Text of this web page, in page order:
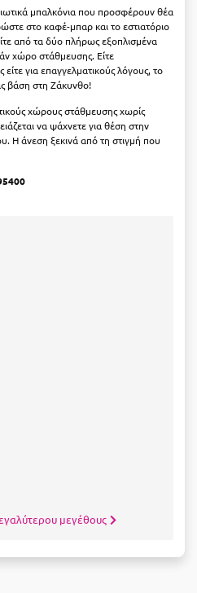
μπαλκόνια που προσφέρουν θέα
στο καφέ-μπαρ και το εστιατόριο
από τα δύο πλήρως εξοπλισμένα
χώρο στάθμευσης. Είτε
είτε για επαγγελματικούς λόγους, το
βάση στη Ζάκυνθο!
χώρους στάθμευσης χωρίς
να ψάχνετε για θέση στην
Η άνεση ξεκινά από τη στιγμή που
μεγέθους